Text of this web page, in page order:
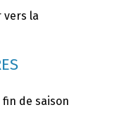
vers la
de saison